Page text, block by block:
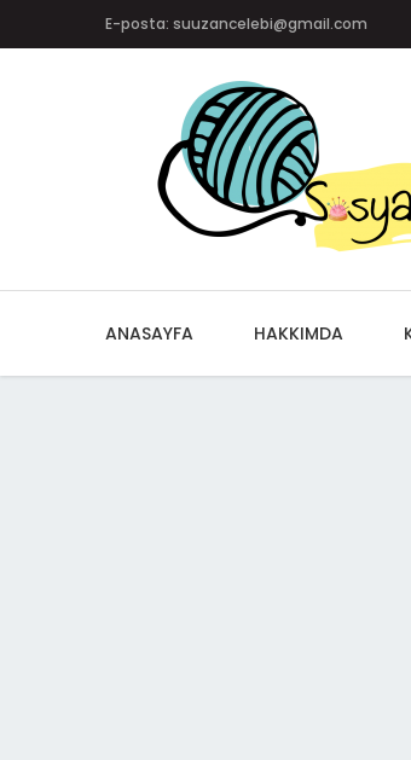
E-posta: suuzancelebi@gmail.com
ANASAYFA HAKKIMDA